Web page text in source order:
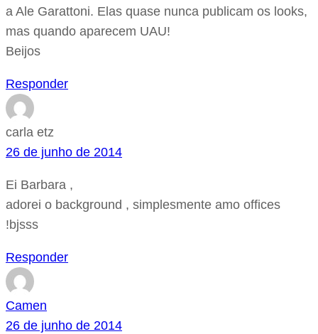
a Ale Garattoni. Elas quase nunca publicam os looks,
mas quando aparecem UAU!
Beijos
Responder
carla etz
26 de junho de 2014
Ei Barbara ,
adorei o background , simplesmente amo offices
!bjsss
Responder
Camen
26 de junho de 2014